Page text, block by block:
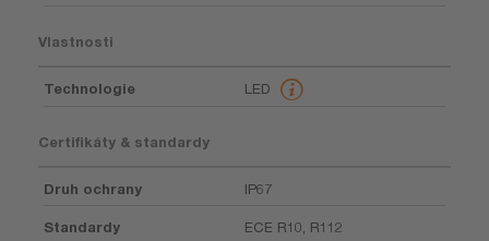
Vlastnosti
Technologie LED
Certifikáty & standardy
Druh ochrany IP67
Standardy ECE R10, R112